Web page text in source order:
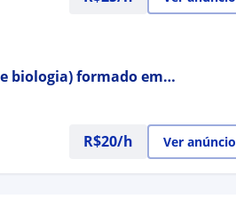
biologia) formado em
R$20/h Ver anúncio